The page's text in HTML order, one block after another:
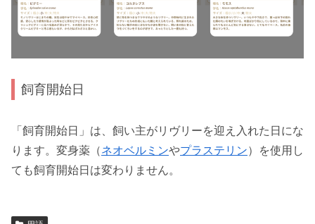
飼育開始日
「飼育開始日」は、飼い主がリヴリーを迎え入れた日にな
ります。変身薬（ネオベルミンやプラステリン）を使用し
ても飼育開始日は変わりません。